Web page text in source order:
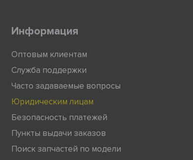
Информация
Оптовым клиентам
Служба поддержки
Часто задаваемые вопросы
Юридическим лицам
Безопасность платежей
Пункты выдачи заказов
Поиск запчастей по модели